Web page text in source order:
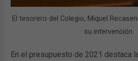
El tesorero del Colegio, Miquel
su intervención.
En el presupuesto de 2021 destaca